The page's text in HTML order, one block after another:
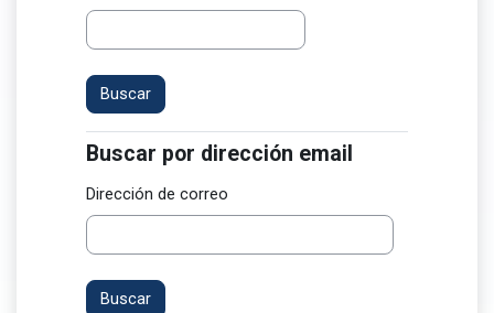
Buscar por dirección email
Buscar por dirección email
Dirección de correo